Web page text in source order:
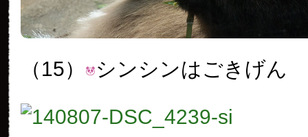
（15） シンシンはごきげん